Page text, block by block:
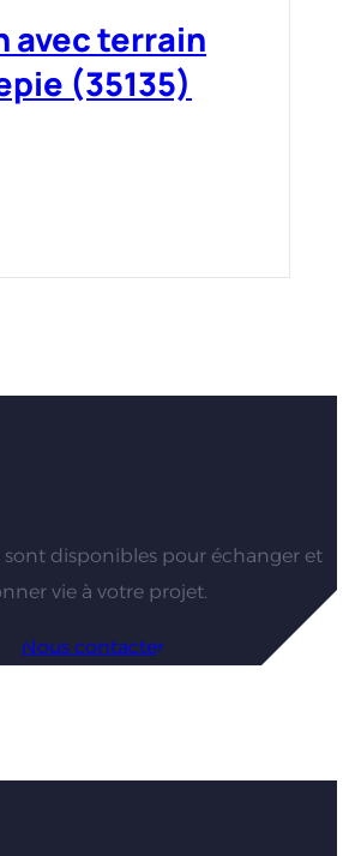
avec terrain
(35135)
intéressés par nos
sont disponibles pour échanger et
vie à votre projet.
Nous contacter
de Ille-et-Vilaine